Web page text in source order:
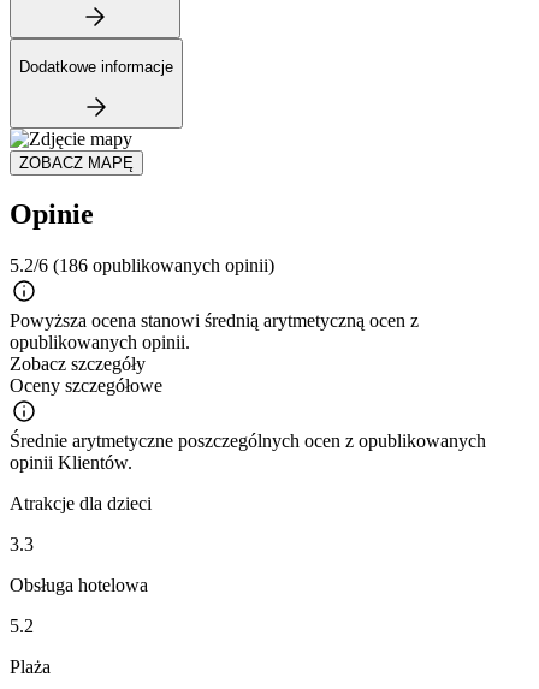
Dodatkowe informacje
ZOBACZ MAPĘ
Opinie
5.2/6 (186 opublikowanych opinii)
Powyższa ocena stanowi średnią arytmetyczną ocen z
opublikowanych opinii.
Zobacz szczegóły
Oceny szczegółowe
Średnie arytmetyczne poszczególnych ocen z opublikowanych
opinii Klientów.
Atrakcje dla dzieci
3.3
Obsługa hotelowa
5.2
Plaża